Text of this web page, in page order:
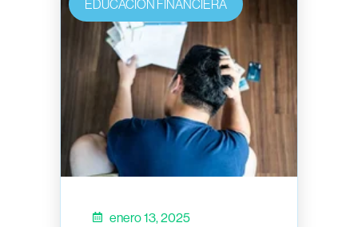
EDUCACION FINANCIERA
enero 13, 2025